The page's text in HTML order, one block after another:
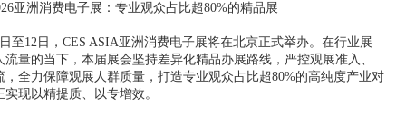
亚洲消费电子展：专业观众占比超80%的精品展
至12日，CES ASIA亚洲消费电子展将在北京正式举办。在行业展
流量的当下，本届展会坚持差异化精品办展路线，严控观展准入、
，全力保障观展人群质量，打造专业观众占比超80%的高纯度产业对
现以精提质、以专增效。